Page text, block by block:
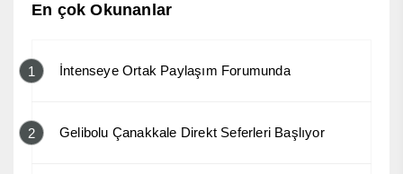
En çok Okunanlar
1 İntenseye Ortak Paylaşım Forumunda
2 Gelibolu Çanakkale Direkt Seferleri Başlıyor